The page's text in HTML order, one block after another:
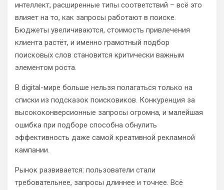
интеллект, расширенные типы соответствий – всё это
влияет на то, как запросы работают в поиске.
Бюджеты увеличиваются, стоимость привлечения
клиента растёт, и именно грамотный подбор
поисковых слов становится критически важным
элементом роста.
В digital-мире больше нельзя полагаться только на
списки из подсказок поисковиков. Конкуренция за
высококонверсионные запросы огромна, и малейшая
ошибка при подборе способна обнулить
эффективность даже самой креативной рекламной
кампании.
Рынок развивается: пользователи стали
требовательнее, запросы длиннее и точнее. Всё